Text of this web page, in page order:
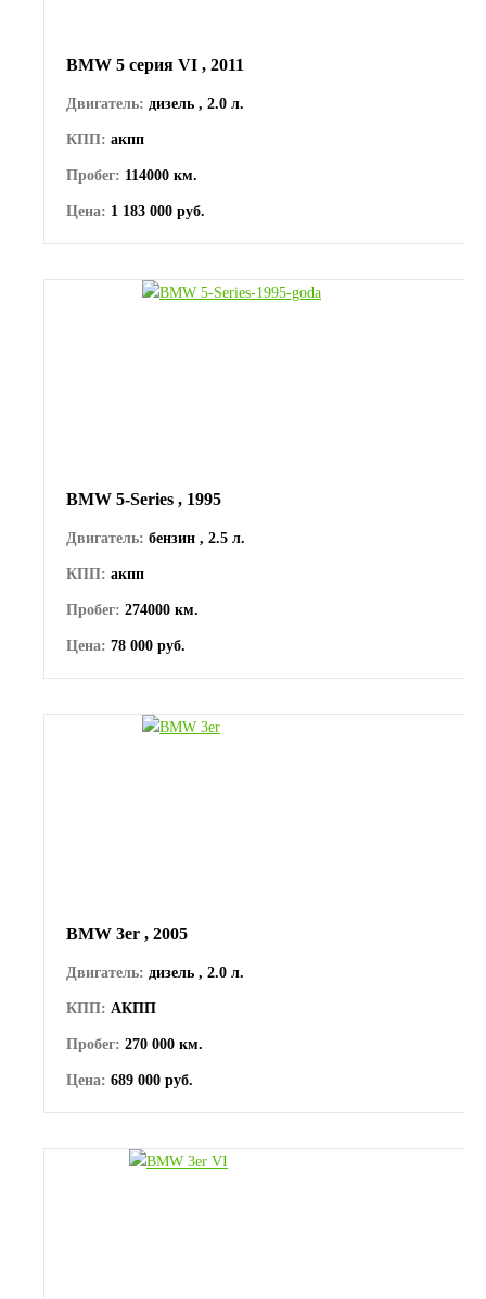
BMW 5 серия VI , 2011
Двигатель: дизель , 2.0 л.
КПП: акпп
Пробег: 114000 км.
Цена: 1 183 000 руб.
BMW 5-Series , 1995
Двигатель: бензин , 2.5 л.
КПП: акпп
Пробег: 274000 км.
Цена: 78 000 руб.
BMW 3er , 2005
Двигатель: дизель , 2.0 л.
КПП: АКПП
Пробег: 270 000 км.
Цена: 689 000 руб.